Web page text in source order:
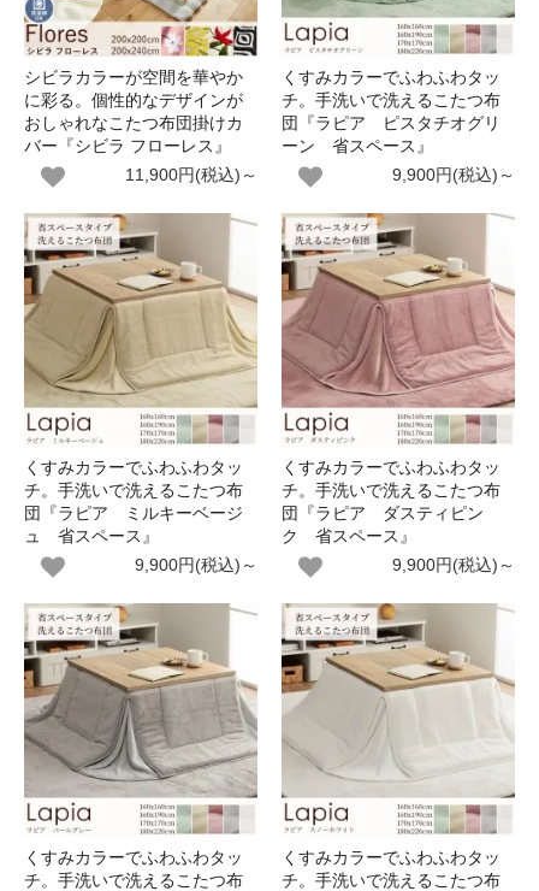
シビラカラーが空間を華やか
に彩る。個性的なデザインが
おしゃれなこたつ布団掛けカ
バー『シビラ フローレス』
11,900円(税込)～
くすみカラーでふわふわタッ
チ。手洗いで洗えるこたつ布
団『ラピア ピスタチオグリ
ーン 省スペース』
9,900円(税込)～
くすみカラーでふわふわタッ
チ。手洗いで洗えるこたつ布
団『ラピア ミルキーベージ
ュ 省スペース』
9,900円(税込)～
くすみカラーでふわふわタッ
チ。手洗いで洗えるこたつ布
団『ラピア ダスティピン
ク 省スペース』
9,900円(税込)～
くすみカラーでふわふわタッ
チ。手洗いで洗えるこたつ布
くすみカラーでふわふわタッ
チ。手洗いで洗えるこたつ布